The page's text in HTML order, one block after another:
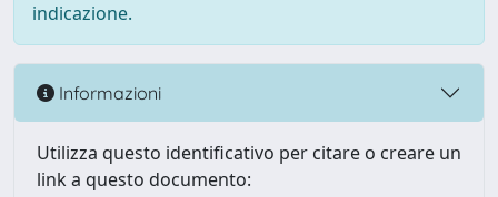
indicazione.
Informazioni
Utilizza questo identificativo per citare o creare un
link a questo documento: